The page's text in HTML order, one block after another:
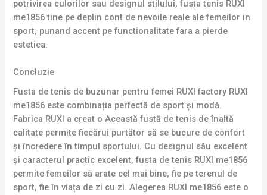
potrivirea culorilor sau designul stilului, fusta tenis RUXI
me1856 tine pe deplin cont de nevoile reale ale femeilor in
sport, punand accent pe functionalitate fara a pierde
estetica.
Concluzie
Fusta de tenis de buzunar pentru femei RUXI factory RUXI
me1856 este combinația perfectă de sport și modă.
Fabrica RUXI a creat o Această fustă de tenis de înaltă
calitate permite fiecărui purtător să se bucure de confort
și încredere în timpul sportului. Cu designul său excelent
și caracterul practic excelent, fusta de tenis RUXI me1856
permite femeilor să arate cel mai bine, fie pe terenul de
sport, fie în viața de zi cu zi. Alegerea RUXI me1856 este o